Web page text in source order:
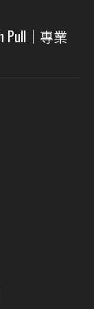
Pull｜專業